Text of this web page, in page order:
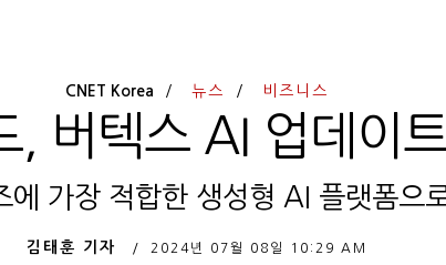
CNET Korea 뉴스 비즈니스
, 버텍스 AI 업데이
에 가장 적합한 생성형 AI 플랫폼으
김태훈 기자 2024년 07월 08일 10:29 AM